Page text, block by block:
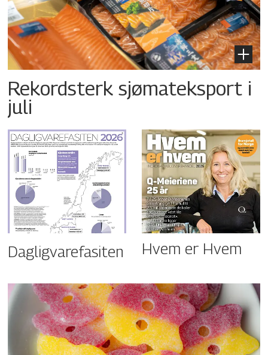
Rekordsterk sjømateksport i
juli
Dagligvarefasiten Hvem er Hvem